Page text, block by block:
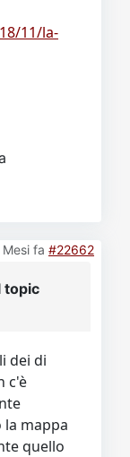
11/la-
fa #22662
topic
dei di
c'è
mappa
quello